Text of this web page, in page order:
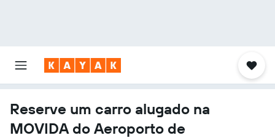
Reserve um carro alugado na
MOVIDA do Aeroporto de